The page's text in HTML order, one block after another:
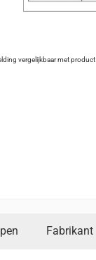
vergelijkbaar met product
Fabrikant